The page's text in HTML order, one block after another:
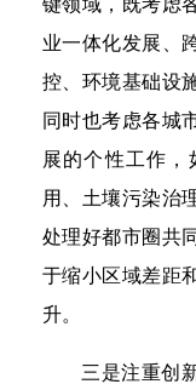
键领域，既考虑
业一体化发展、
控、环境基础设
同时也考虑各城
展的个性工作，
用、土壤污染治
处理好都市圈共
于缩小区域差距
升。
三是注重创